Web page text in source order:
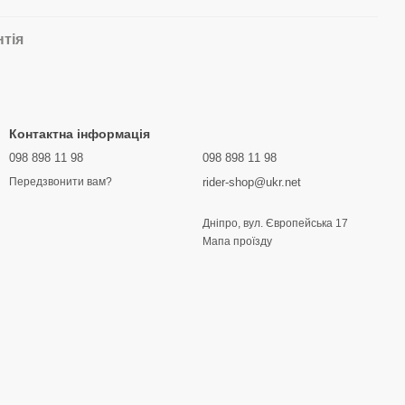
Контактна інформація
098 898 11 98
Передзвонити вам?
098 898 11 98
rider-shop@ukr.net
Дніпро, вул. Європейська 17
Мапа проїзду